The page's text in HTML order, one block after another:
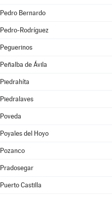
Pedro Bernardo
Pedro-Rodríguez
Peguerinos
Peñalba de Ávila
Piedrahíta
Piedralaves
Poveda
Poyales del Hoyo
Pozanco
Pradosegar
Puerto Castilla